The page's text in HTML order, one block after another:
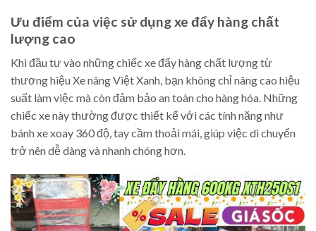
Ưu điểm của việc sử dụng xe đẩy hàng chất
lượng cao
Khi đầu tư vào những chiếc xe đẩy hàng chất lượng từ
thương hiệu Xe nâng Việt Xanh, bạn không chỉ nâng cao hiệu
suất làm việc mà còn đảm bảo an toàn cho hàng hóa. Những
chiếc xe này thường được thiết kế với các tính năng như
bánh xe xoay 360 độ, tay cầm thoải mái, giúp việc di chuyển
trở nên dễ dàng và nhanh chóng hơn.